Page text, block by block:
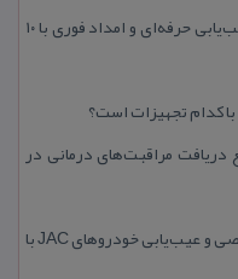
تعمیرگاه تخصصی كوییك در مشهد | عیب‌یابی حرفه‌ای و امداد فوری با ۱۰
مراقبت‌های درمانی در
امداد خودرو جك در مشهد | تعمیر تخصصی و عیب‌یابی خودروهای JAC با